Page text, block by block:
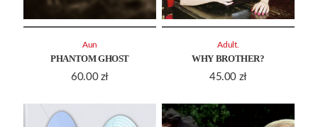
PHANTOM GHOST
60.00 zł
Aun
WHY BROTHER?
45.00 zł
Adult.